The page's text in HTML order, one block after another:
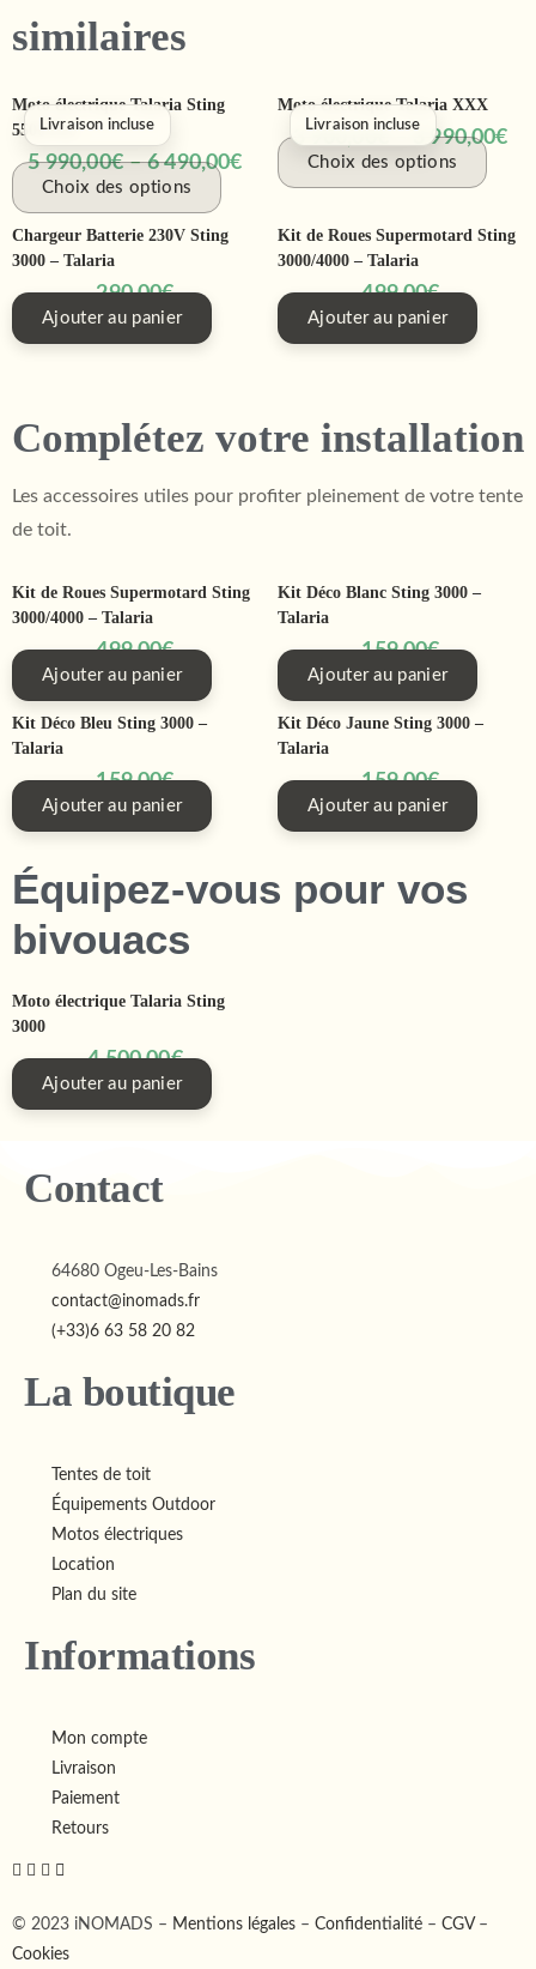
similaires
Livraison incluse
Moto électrique Talaria Sting
5500 Pro
5 990,00€–6 490,00€
Choix des options
Livraison incluse
Moto électrique Talaria XXX
3 900,00 3 990,00€
Choix des options
Chargeur Batterie 230V Sting
3000 – Talaria
290,00€
Ajouter au panier
Kit de Roues Supermotard Sting
3000/4000 – Talaria
499,00€
Ajouter au panier
Complétez votre installation
Les accessoires utiles pour profiter pleinement de votre tente
de toit.
Kit de Roues Supermotard Sting
3000/4000 – Talaria
499,00€
Ajouter au panier
Kit Déco Blanc Sting 3000 –
Talaria
159,00€
Ajouter au panier
Kit Déco Bleu Sting 3000 –
Talaria
159,00€
Ajouter au panier
Kit Déco Jaune Sting 3000 –
Talaria
159,00€
Ajouter au panier
Moto électrique Talaria Sting
3000
4 500,00€
Ajouter au panier
Contact
64680 Ogeu-Les-Bains
contact@inomads.fr
(+33)6 63 58 20 82
La boutique
Tentes de toit
Équipements Outdoor
Motos électriques
Location
Plan du site
Informations
Mon compte
Livraison
Paiement
Retours
© 2023 iNOMADS – Mentions légales – Confidentialité – CGV–
Cookies